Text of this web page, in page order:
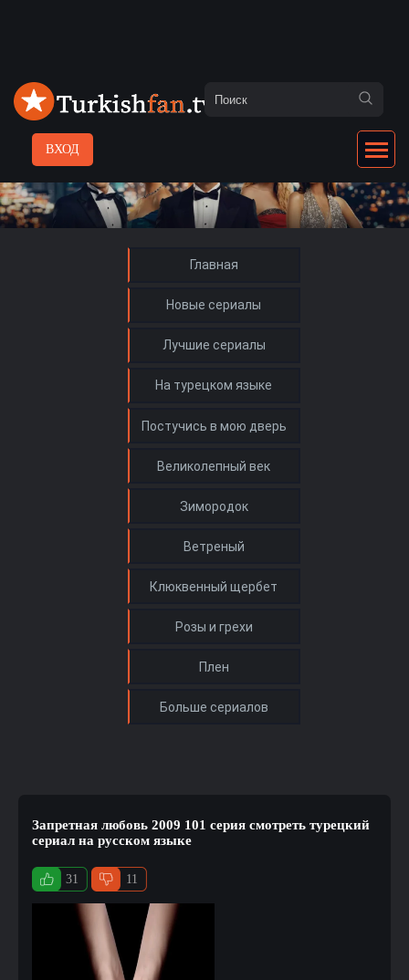
ВХОД
Главная
Новые сериалы
Лучшие сериалы
На турецком языке
Запретная любовь 2009 101 серия смотреть турецкий
сериал на русском языке
31 11